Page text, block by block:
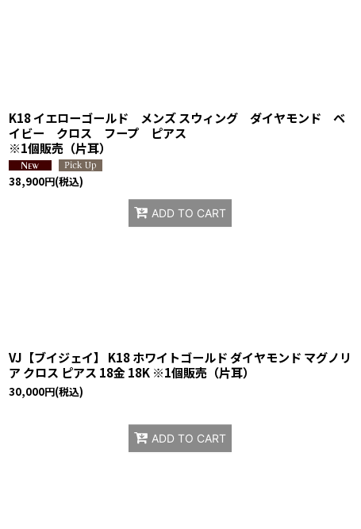
K18 イエローゴールド メンズ スウィング ダイヤモンド ベ
イビー クロス フープ ピアス
※1個販売（片耳）
38,900円(税込)
ADD TO CART
VJ【ブイジェイ】 K18 ホワイトゴールド ダイヤモンド マグノリ
ア クロス ピアス 18金 18K ※1個販売（片耳）
30,000円(税込)
ADD TO CART